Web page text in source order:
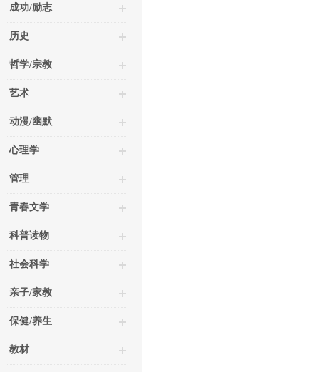
成功/励志
历史
哲学/宗教
艺术
动漫/幽默
心理学
管理
青春文学
科普读物
社会科学
亲子/家教
保健/养生
教材